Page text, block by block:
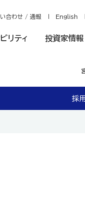
合わせ / 通報 English
リティ 投資家情報
採